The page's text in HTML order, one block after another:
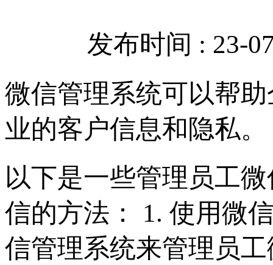
发布时间 : 23-
微信管理系统可以帮
业的客户信息和隐私。
以下是一些管理员工
信的方法： 1. 使用微
信管理系统来管理员